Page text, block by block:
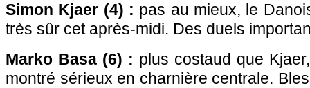
Simon Kjaer (4) : pas au mieux, le
très sûr cet après-midi. Des duels
Marko Basa (6) : plus costaud que
montré sérieux en charnière centrale.